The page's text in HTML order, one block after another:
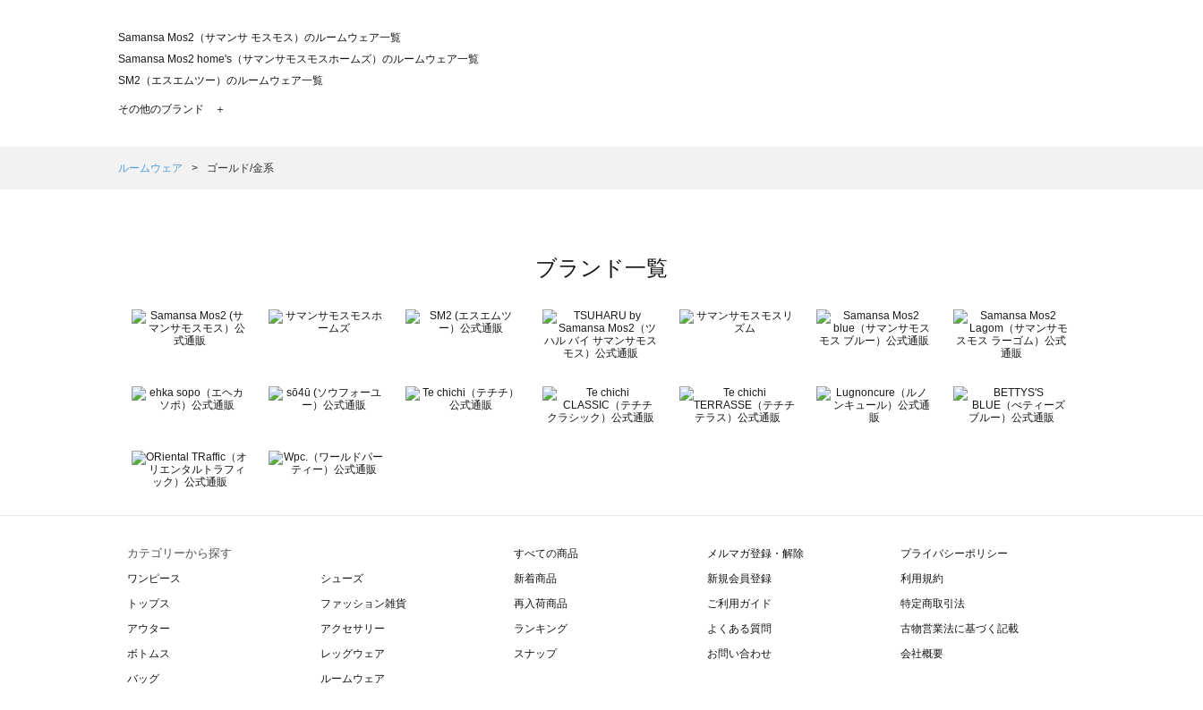
Samansa Mos2（サマンサ モスモス）のルームウェア一覧
Samansa Mos2 home's（サマンサモスモスホームズ）のルームウェア一覧
SM2（エスエムツー）のルームウェア一覧
TSUHARU by Samansa Mos2（ツハルバイサマンサモスモス）のルームウェア一覧
Samansa Mos2 Lagom（サマンサモスモス ラーゴム）のルームウェア一覧
BETTY'S BLUE（べティーズブルー）のルームウェア一覧
Wpc.（ワールドパーティー）のルームウェア一覧
その他のブランド ＋
ルームウェア ゴールド/金系
ブランド一覧
カテゴリーから探す
ワンピース
トップス
アウター
ボトムス
バッグ
シューズ
ファッション雑貨
アクセサリー
レッグウェア
ルームウェア
すべての商品
新着商品
再入荷商品
ランキング
スナップ
メルマガ登録・解除
新規会員登録
ご利用ガイド
よくある質問
お問い合わせ
プライバシーポリシー
利用規約
特定商取引法
古物営業法に基づく記載
会社概要